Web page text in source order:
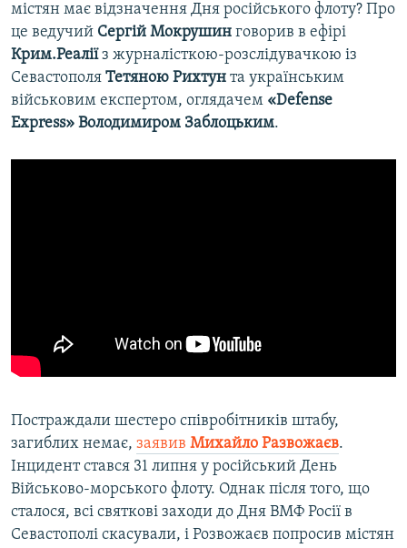
містян має відзначення Дня російського флоту? Про
це ведучий Сергій Мокрушин говорив в ефірі
Крим.Реаліїз журналісткою-розслідувачкою із
Севастополя Тетяною Рихтун та українським
військовим експертом, оглядачем «Defense
Express» Володимиром Заблоцьким.
Постраждали шестеро співробітників штабу,
загиблих немає, заявив Михайло Развожаєв.
Інцидент стався 31 липня у російський День
Військово-морського флоту. Однак після того, що
сталося, всі святкові заходи до Дня ВМФ Росії в
Севастополі скасували, і Розвожаєв попросив містян